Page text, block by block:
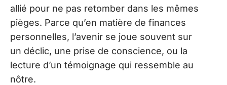
allié pour ne pas retomber dans les mêmes
pièges. Parce qu’en matière de finances
personnelles, l’avenir se joue souvent sur
un déclic, une prise de conscience, ou la
lecture d’un témoignage qui ressemble au
nôtre.